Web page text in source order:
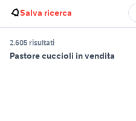
Salva ricerca
2.605 risultati
Pastore cuccioli in vendita